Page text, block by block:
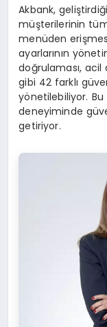
Akbank,
müşterilerinin
menüden
ayarlarının
doğrulaması,
gibi 42 farklı
yönetilebiliyor. Bu
deneyiminde
getiriyor.